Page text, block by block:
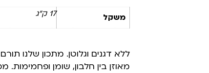
משקל 17 ק"ג
ללא דגנים וגלוטן. מתכון שלנו
מאוזן בין חלבון, שומן ופחמימות.